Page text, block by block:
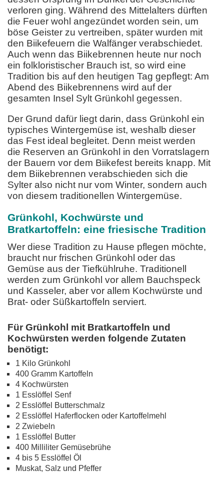
verloren ging. Während des Mittelalters dürften
die Feuer wohl angezündet worden sein, um
böse Geister zu vertreiben, später wurden mit
den Biikefeuern die Walfänger verabschiedet.
Auch wenn das Biikebrennen heute nur noch
ein folkloristischer Brauch ist, so wird eine
Tradition bis auf den heutigen Tag gepflegt: Am
Abend des Biikebrennens wird auf der
gesamten Insel Sylt Grünkohl gegessen.
Der Grund dafür liegt darin, dass Grünkohl ein
typisches Wintergemüse ist, weshalb dieser
das Fest ideal begleitet. Denn meist werden
die Reserven an Grünkohl in den Vorratslagern
der Bauern vor dem Biikefest bereits knapp. Mit
dem Biikebrennen verabschieden sich die
Sylter also nicht nur vom Winter, sondern auch
von diesem traditionellen Wintergemüse.
Grünkohl, Kochwürste und
Bratkartoffeln: eine friesische Tradition
Wer diese Tradition zu Hause pflegen möchte,
braucht nur frischen Grünkohl oder das
Gemüse aus der Tiefkühlruhe. Traditionell
werden zum Grünkohl vor allem Bauchspeck
und Kasseler, aber vor allem Kochwürste und
Brat- oder Süßkartoffeln serviert.
Für Grünkohl mit Bratkartoffeln und
Kochwürsten werden folgende Zutaten
benötigt:
1 Kilo Grünkohl
400 Gramm Kartoffeln
4 Kochwürsten
1 Esslöffel Senf
2 Esslöffel Butterschmalz
2 Esslöffel Haferflocken oder Kartoffelmehl
2 Zwiebeln
1 Esslöffel Butter
400 Milliliter Gemüsebrühe
4 bis 5 Esslöffel Öl
Muskat, Salz und Pfeffer